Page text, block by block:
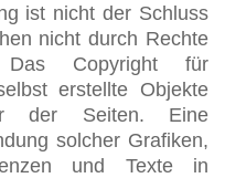
ist nicht der Schluss
nicht durch Rechte
Copyright für
erstellte Objekte
der Seiten. Eine
solcher Grafiken,
und Texte in